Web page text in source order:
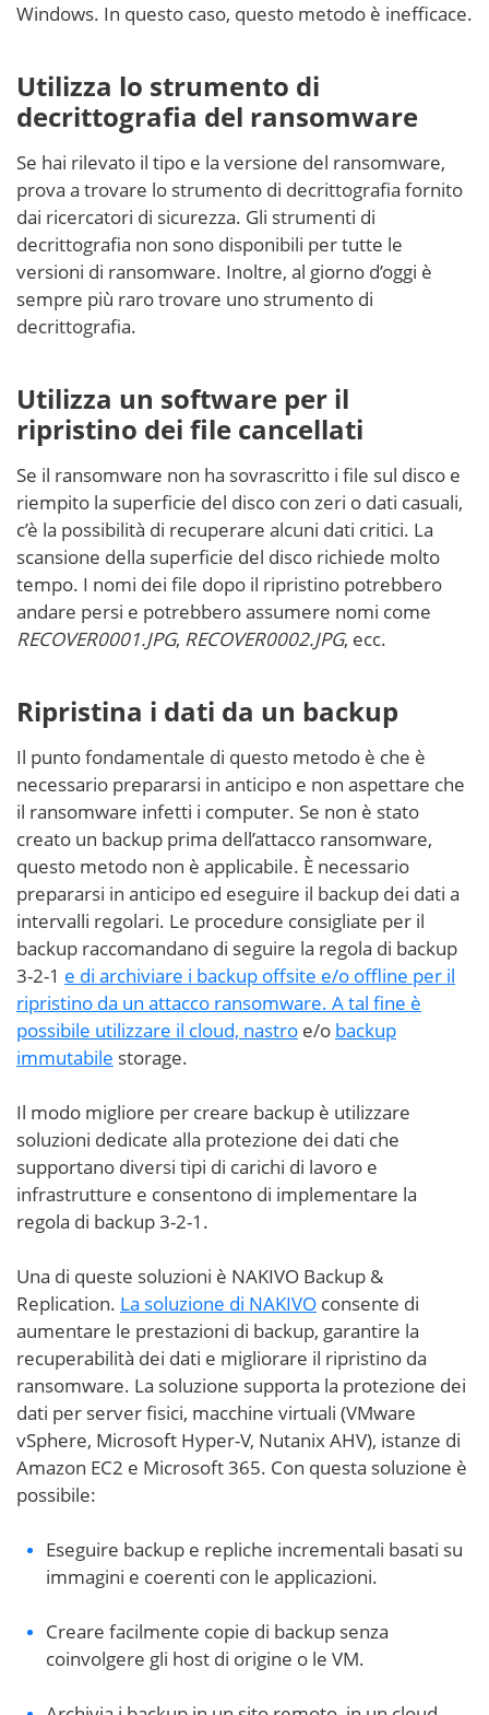
Windows. In questo caso, questo metodo è inefficace.
Utilizza lo strumento di
decrittografia del ransomware
Se hai rilevato il tipo e la versione del ransomware,
prova a trovare lo strumento di decrittografia fornito
dai ricercatori di sicurezza. Gli strumenti di
decrittografia non sono disponibili per tutte le
versioni di ransomware. Inoltre, al giorno d’oggi è
sempre più raro trovare uno strumento di
decrittografia.
Utilizza un software per il
ripristino dei file cancellati
Se il ransomware non ha sovrascritto i file sul disco e
riempito la superficie del disco con zeri o dati casuali,
c’è la possibilità di recuperare alcuni dati critici. La
scansione della superficie del disco richiede molto
tempo. I nomi dei file dopo il ripristino potrebbero
andare persi e potrebbero assumere nomi come
RECOVER0001.JPG, RECOVER0002.JPG, ecc.
Ripristina i dati da un backup
Il punto fondamentale di questo metodo è che è
necessario prepararsi in anticipo e non aspettare che
il ransomware infetti i computer. Se non è stato
creato un backup prima dell’attacco ransomware,
questo metodo non è applicabile. È necessario
prepararsi in anticipo ed eseguire il backup dei dati a
intervalli regolari. Le procedure consigliate per il
backup raccomandano di seguire la regola di backup
3-2-1 e di archiviare i backup offsite e/o offline per il
ripristino da un attacco ransomware. A tal fine è
possibile utilizzare il cloud, nastro e/o backup
immutabile storage.
Il modo migliore per creare backup è utilizzare
soluzioni dedicate alla protezione dei dati che
supportano diversi tipi di carichi di lavoro e
infrastrutture e consentono di implementare la
regola di backup 3-2-1.
Una di queste soluzioni è NAKIVO Backup &
Replication. La soluzione di NAKIVO consente di
aumentare le prestazioni di backup, garantire la
recuperabilità dei dati e migliorare il ripristino da
ransomware. La soluzione supporta la protezione dei
dati per server fisici, macchine virtuali (VMware
vSphere, Microsoft Hyper-V, Nutanix AHV), istanze di
Amazon EC2 e Microsoft 365. Con questa soluzione è
possibile:
Eseguire backup e repliche incrementali basati su
immagini e coerenti con le applicazioni.
Creare facilmente copie di backup senza
coinvolgere gli host di origine o le VM.